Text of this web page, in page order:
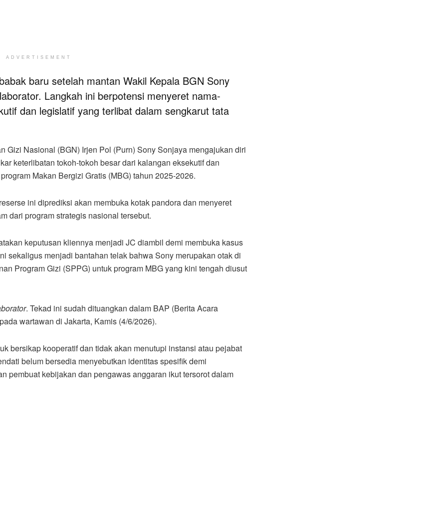
ADVERTISEMENT
baru setelah mantan Wakil Kepala BGN Sony
Langkah ini berpotensi menyeret nama-
dan legislatif yang terlibat dalam sengkarut tata
Gizi Nasional (BGN) Irjen Pol (Purn) Sony Sonjaya mengajukan diri
keterlibatan tokoh-tokoh besar dari kalangan eksekutif dan
Makan Bergizi Gratis (MBG) tahun 2025-2026.
ini diprediksi akan membuka kotak pandora dan menyeret
dari program strategis nasional tersebut.
keputusan kliennya menjadi JC diambil demi membuka kasus
sekaligus menjadi bantahan telak bahwa Sony merupakan otak di
Program Gizi (SPPG) untuk program MBG yang kini tengah diusut
. Tekad ini sudah dituangkan dalam BAP (Berita Acara
wartawan di Jakarta, Kamis (4/6/2026).
bersikap kooperatif dan tidak akan menutupi instansi atau pejabat
belum bersedia menyebutkan identitas spesifik demi
pembuat kebijakan dan pengawas anggaran ikut tersorot dalam